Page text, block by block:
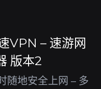
VPN – 速游网
版本2
随地安全上网 – 多